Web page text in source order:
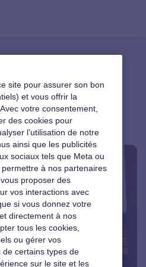
travail
site pour assurer son bon
et vous offrir la
votre consentement,
des cookies pour
l’utilisation de notre
ainsi que les publicités
sociaux tels que Meta ou
à nos partenaires
proposer des
vos interactions avec
si vous donnez votre
directement à nos
tous les cookies,
ou gérer vos
de certains types de
sur le site et les